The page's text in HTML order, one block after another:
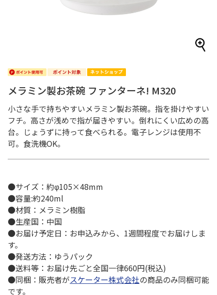
メラミン製お茶碗 ファンターネ! M320
小さな手で持ちやすいメラミン製お茶碗。指を掛けやすい
フチ。高さが浅めで指が届きやすい。倒れにくい広めの高
台。じょうずに持って食べられる。電子レンジは使用不
可。食洗機OK。
●サイズ：約φ105×48mm
●容量:約240ml
●材質：メラミン樹脂
●生産国：中国
●お届け予定日：お申込みから、1週間程度でお届けしま
す。
●発送方法：ゆうパック
●送料等：お届け先ごと全国一律660円(税込)
●同梱：販売者がスケーター株式会社の商品のみ同梱可能
です。